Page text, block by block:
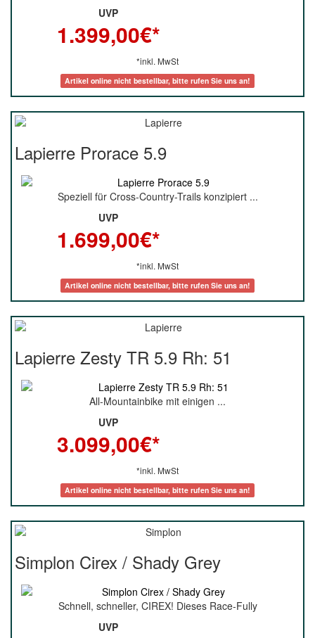
UVP
1.399,00€*
*inkl. MwSt
Artikel online nicht bestellbar, bitte rufen Sie uns an!
Lapierre Prorace 5.9
Speziell für Cross-Country-Trails konzipiert ...
UVP
1.699,00€*
*inkl. MwSt
Artikel online nicht bestellbar, bitte rufen Sie uns an!
Lapierre Zesty TR 5.9 Rh: 51
All-Mountainbike mit einigen ...
UVP
3.099,00€*
*inkl. MwSt
Artikel online nicht bestellbar, bitte rufen Sie uns an!
Simplon Cirex / Shady Grey
Schnell, schneller, CIREX! Dieses Race-Fully
UVP